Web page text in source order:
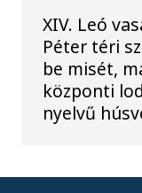
XIV. Leó
Péter téri
be misét,
központi
nyelvű